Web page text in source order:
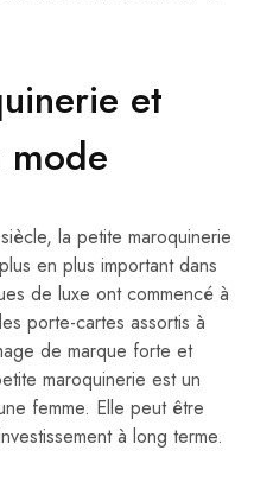
et
mode
la petite maroquinerie
en plus important dans
de luxe ont commencé à
porte-cartes assortis à
de marque forte et
maroquinerie est un
femme. Elle peut être
à long terme.